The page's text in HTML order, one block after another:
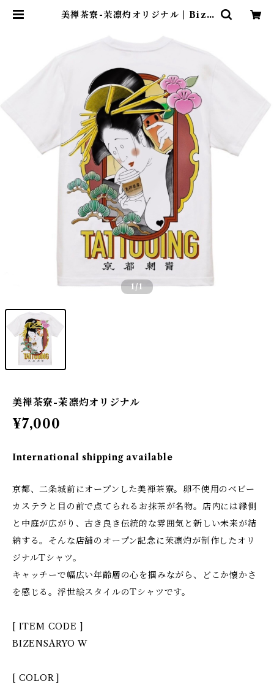
美禅茶寮-茉凛灼オリジナル | Bize
1/1
美禅茶寮-茉凛灼オリジナル
¥7,000
International shipping available
京都、二条城前にオープンした美禅茶寮。卵不使用のベビー
カステラと目の前で点てられるお抹茶が名物。店内には縁側
と中庭が広がり、古き良き伝統的な雰囲気と新しい未来が結
納する。そんな店舗のオープン記念に茉凛灼が制作したオリ
ジナルTシャツ。
キャッチーで幅広い年齢層の心を掴みながら、どこか懐かさ
を感じる。浮世絵スタイルのTシャツです。
[ ITEM CODE ]
BIZENSARYO W
[ COLOR ]